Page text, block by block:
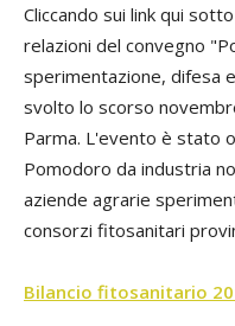
Cliccando sui link qui
relazioni del convegno
sperimentazione, difesa
svolto lo scorso
Parma. L'evento è stato
Pomodoro da industria
aziende agrarie
consorzi fitosanitari
Bilancio fitosanitario